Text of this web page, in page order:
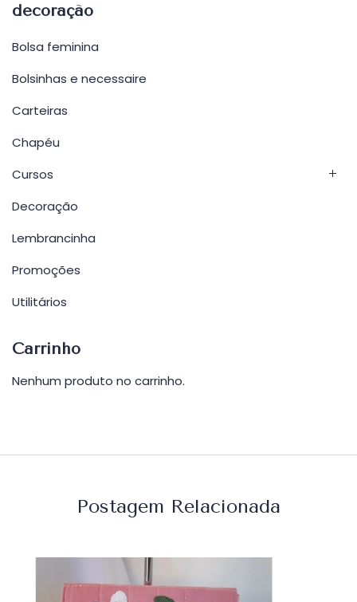
decoração
Bolsa feminina
Bolsinhas e necessaire
Carteiras
Chapéu
Cursos
Decoração
Lembrancinha
Promoções
Utilitários
Carrinho
Nenhum produto no carrinho.
Postagem Relacionada